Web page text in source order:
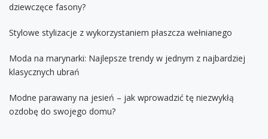
dziewczęce fasony?
Stylowe stylizacje z wykorzystaniem płaszcza wełnianego
Moda na marynarki: Najlepsze trendy w jednym z najbardziej
klasycznych ubrań
Modne parawany na jesień – jak wprowadzić tę niezwykłą
ozdobę do swojego domu?